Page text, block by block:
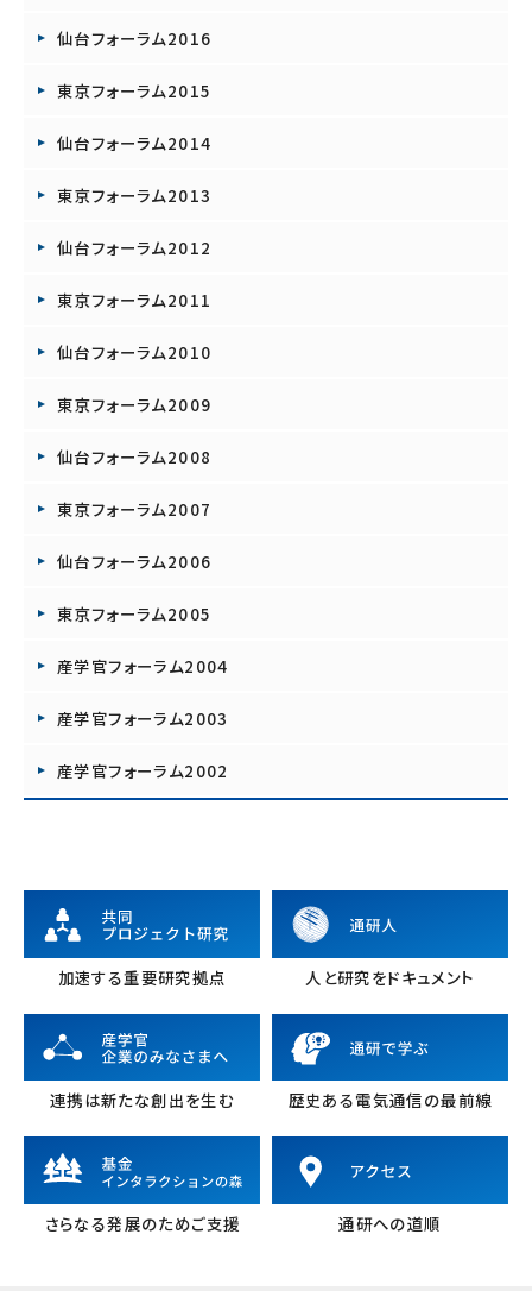
仙台フォーラム2016
東京フォーラム2015
仙台フォーラム2014
東京フォーラム2013
仙台フォーラム2012
東京フォーラム2011
仙台フォーラム2010
東京フォーラム2009
仙台フォーラム2008
東京フォーラム2007
仙台フォーラム2006
東京フォーラム2005
産学官フォーラム2004
産学官フォーラム2003
産学官フォーラム2002
加速する重要研究拠点 人と研究をドキュメント
連携は新たな創出を生む 歴史ある電気通信の最前線
さらなる発展のためご支援 通研への道順